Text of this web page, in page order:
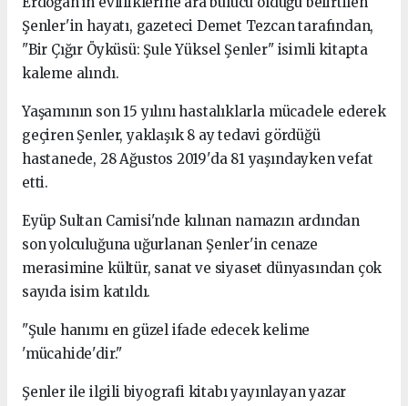
Şenler'in hayatı, gazeteci Demet Tezcan tarafından,
"Bir Çığır Öyküsü: Şule Yüksel Şenler" isimli kitapta
kaleme alındı.
Yaşamının son 15 yılını hastalıklarla mücadele ederek
geçiren Şenler, yaklaşık 8 ay tedavi gördüğü
hastanede, 28 Ağustos 2019'da 81 yaşındayken vefat
etti.
Eyüp Sultan Camisi'nde kılınan namazın ardından
son yolculuğuna uğurlanan Şenler'in cenaze
merasimine kültür, sanat ve siyaset dünyasından çok
sayıda isim katıldı.
"Şule hanımı en güzel ifade edecek kelime
'mücahide'dir."
Şenler ile ilgili biyografi kitabı yayınlayan yazar